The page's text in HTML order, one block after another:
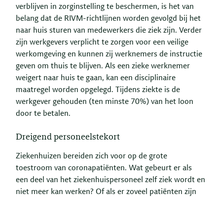
verblijven in zorginstelling te beschermen, is het van
belang dat de RIVM-richtlijnen worden gevolgd bij het
naar huis sturen van medewerkers die ziek zijn. Verder
zijn werkgevers verplicht te zorgen voor een veilige
werkomgeving en kunnen zij werknemers de instructie
geven om thuis te blijven. Als een zieke werknemer
weigert naar huis te gaan, kan een disciplinaire
maatregel worden opgelegd. Tijdens ziekte is de
werkgever gehouden (ten minste 70%) van het loon
door te betalen.
Dreigend personeelstekort
Ziekenhuizen bereiden zich voor op de grote
toestroom van coronapatiënten. Wat gebeurt er als
een deel van het ziekenhuispersoneel zelf ziek wordt en
niet meer kan werken? Of als er zoveel patiënten zijn